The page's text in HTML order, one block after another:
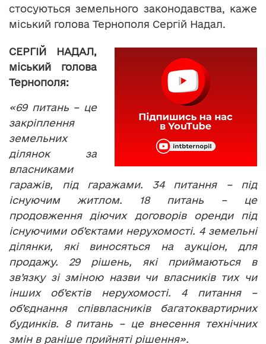
стосуються земельного законодавства, каже
міський голова Тернополя Сергій Надал.
СЕРГІЙ НАДАЛ,
міський голова
Тернополя:
«69 питань – це
закріплення
земельних
ділянок за
власниками
гаражів, під гаражами. 34 питання – під
існуючим житлом. 18 питань – це
продовження діючих договорів оренди під
існуючими об’єктами нерухомості. 4 земельні
ділянки, які виносяться на аукціон, для
продажу. 29 рішень, які приймаються в
зв’язку зі зміною назви чи власників тих чи
інших об’єктів нерухомості. 4 питання –
об’єднання співвласників багатоквартирних
будинків. 8 питань – це внесення технічних
змін в раніше прийняті рішення».